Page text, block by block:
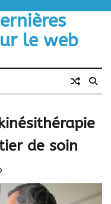
le web
de soin